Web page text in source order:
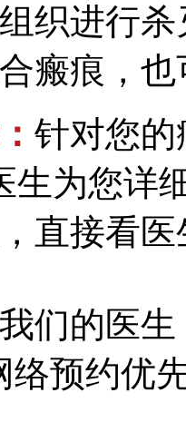
织进行
瘢痕，
针对您
生为您详
直接看
们的医生
络预约优